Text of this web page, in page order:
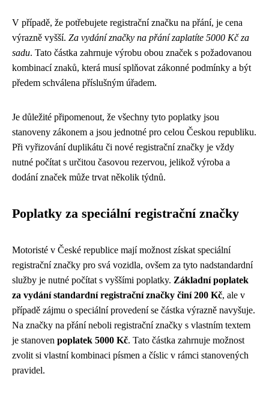
V případě, že potřebujete registrační značku na přání, je cena
výrazně vyšší. Za vydání značky na přání zaplatíte 5000 Kč za
sadu. Tato částka zahrnuje výrobu obou značek s požadovanou
kombinací znaků, která musí splňovat zákonné podmínky a být
předem schválena příslušným úřadem.
Je důležité připomenout, že všechny tyto poplatky jsou
stanoveny zákonem a jsou jednotné pro celou Českou republiku.
Při vyřizování duplikátu či nové registrační značky je vždy
nutné počítat s určitou časovou rezervou, jelikož výroba a
dodání značek může trvat několik týdnů.
Poplatky za speciální registrační značky
Motoristé v České republice mají možnost získat speciální
registrační značky pro svá vozidla, ovšem za tyto nadstandardní
služby je nutné počítat s vyššími poplatky. Základní poplatek
za vydání standardní registrační značky činí 200 Kč, ale v
případě zájmu o speciální provedení se částka výrazně navyšuje.
Na značky na přání neboli registrační značky s vlastním textem
je stanoven poplatek 5000 Kč. Tato částka zahrnuje možnost
zvolit si vlastní kombinaci písmen a číslic v rámci stanovených
pravidel.